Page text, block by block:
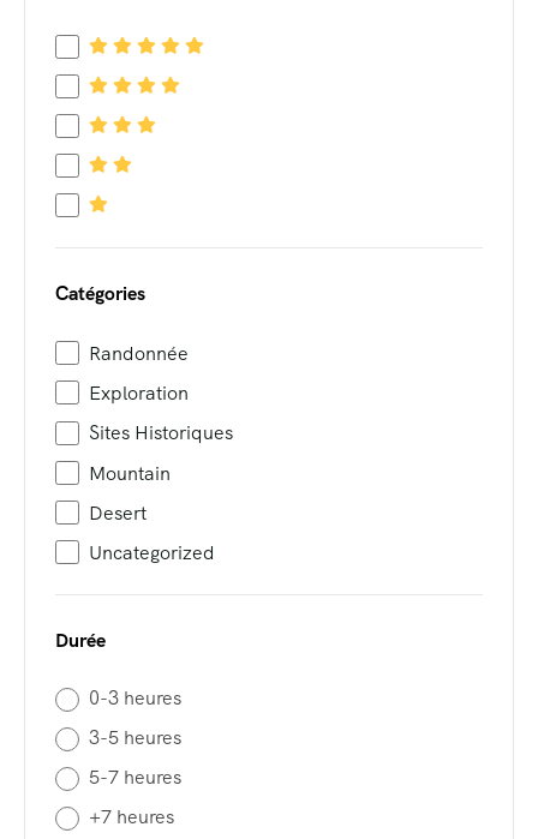
Catégories
Randonnée
Exploration
Sites Historiques
Mountain
Desert
Uncategorized
Durée
0-3 heures
3-5 heures
5-7 heures
+7 heures